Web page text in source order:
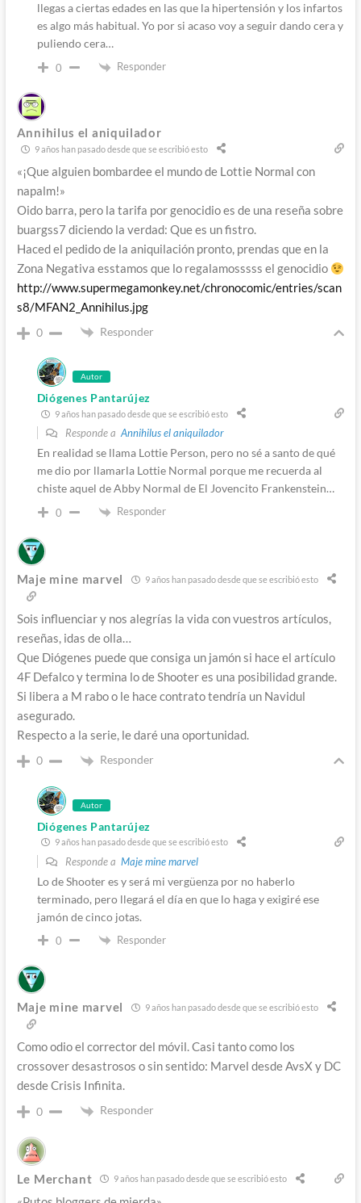
llegas a ciertas edades en las que la hipertensión y los infartos
es algo más habitual. Yo por si acaso voy a seguir dando cera y
puliendo cera…
0 Responder
Annihilus el aniquilador
9 años han pasado desde que se escribió esto
«¡Que alguien bombardee el mundo de Lottie Normal con
napalm!»
Oido barra, pero la tarifa por genocidio es de una reseña sobre
buargss7 diciendo la verdad: Que es un fistro.
Haced el pedido de la aniquilación pronto, prendas que en la
Zona Negativa esstamos que lo regalamosssss el genocidio
http://www.supermegamonkey.net/chronocomic/entries/scan
s8/MFAN2_Annihilus.jpg
0 Responder
Autor
Diógenes Pantarújez
9 años han pasado desde que se escribió esto
Responde aAnnihilus el aniquilador
En realidad se llama Lottie Person, pero no sé a santo de qué
me dio por llamarla Lottie Normal porque me recuerda al
chiste aquel de Abby Normal de El Jovencito Frankenstein…
0 Responder
Maje mine marvel 9 años han pasado desde que se escribió esto
Sois influenciar y nos alegrías la vida con vuestros artículos,
reseñas, idas de olla…
Que Diógenes puede que consiga un jamón si hace el artículo
4F Defalco y termina lo de Shooter es una posibilidad grande.
Si libera a M rabo o le hace contrato tendría un Navidul
asegurado.
Respecto a la serie, le daré una oportunidad.
0 Responder
Autor
Diógenes Pantarújez
9 años han pasado desde que se escribió esto
Responde a Maje mine marvel
Lo de Shooter es y será mi vergüenza por no haberlo
terminado, pero llegará el día en que lo haga y exigiré ese
jamón de cinco jotas.
0 Responder
Maje mine marvel 9 años han pasado desde que se escribió esto
Como odio el corrector del móvil. Casi tanto como los
crossover desastrosos o sin sentido: Marvel desde AvsX y DC
desde Crisis Infinita.
0 Responder
Le Merchant 9 años han pasado desde que se escribió esto